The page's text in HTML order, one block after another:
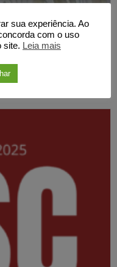
da
e
geral
sua experiência. Ao
com o uso
site. Leia mais